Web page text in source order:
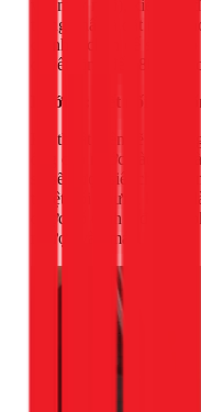
với máy mới), kiểm tra
trọng nhất là đặt máy
chỉnh 4 chân đế sao
quyết định đến 80%
Bước 3: Kết nối hệ
Kỹ thuật viên sẽ sử
ống cấp nước vào vòi
su sẽ được siết chặt
tuyệt đối nhưng không
được cố định ở độ cao
ngược vào máy.